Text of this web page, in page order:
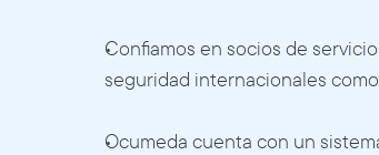
Confiamos en socios de
seguridad internacionales como
Ocumeda cuenta con un